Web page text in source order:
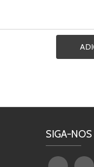
SIGA-NOS